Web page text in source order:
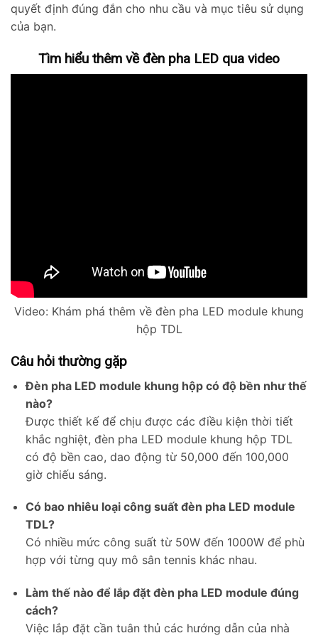
quyết định đúng đắn cho nhu cầu và mục tiêu sử dụng
của bạn.
Tìm hiểu thêm về đèn pha LED qua video
Video: Khám phá thêm về đèn pha LED module khung
hộp TDL
Câu hỏi thường gặp
Đèn pha LED module khung hộp có độ bền như thế
nào?
Được thiết kế để chịu được các điều kiện thời tiết
khắc nghiệt, đèn pha LED module khung hộp TDL
có độ bền cao, dao động từ 50,000 đến 100,000
giờ chiếu sáng.
Có bao nhiêu loại công suất đèn pha LED module
TDL?
Có nhiều mức công suất từ 50W đến 1000W để phù
hợp với từng quy mô sân tennis khác nhau.
Làm thế nào để lắp đặt đèn pha LED module đúng
cách?
Việc lắp đặt cần tuân thủ các hướng dẫn của nhà